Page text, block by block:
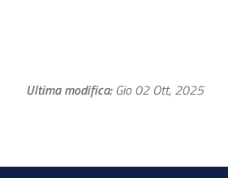
Ultima modifica Gio 02 Ott, 2025